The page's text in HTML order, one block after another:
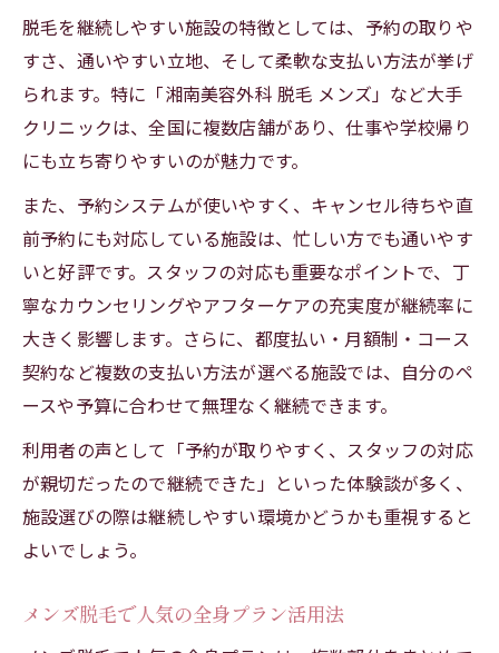
脱毛を継続しやすい施設の特徴としては、予約の取りや
すさ、通いやすい立地、そして柔軟な支払い方法が挙げ
られます。特に「湘南美容外科 脱毛 メンズ」など大手
クリニックは、全国に複数店舗があり、仕事や学校帰り
にも立ち寄りやすいのが魅力です。
また、予約システムが使いやすく、キャンセル待ちや直
前予約にも対応している施設は、忙しい方でも通いやす
いと好評です。スタッフの対応も重要なポイントで、丁
寧なカウンセリングやアフターケアの充実度が継続率に
大きく影響します。さらに、都度払い・月額制・コース
契約など複数の支払い方法が選べる施設では、自分のペ
ースや予算に合わせて無理なく継続できます。
利用者の声として「予約が取りやすく、スタッフの対応
が親切だったので継続できた」といった体験談が多く、
施設選びの際は継続しやすい環境かどうかも重視すると
よいでしょう。
メンズ脱毛で人気の全身プラン活用法